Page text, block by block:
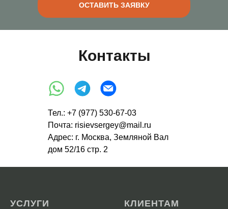
ОСТАВИТЬ ЗАЯВКУ
Контакты
Тел.: +7 (977) 530-67-03
Почта: risievsergey@mail.ru
Адрес: г. Москва, Земляной Вал
дом 52/16 стр. 2
УСЛУГИ КЛИЕНТАМ